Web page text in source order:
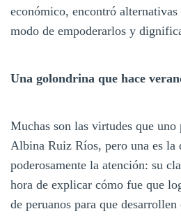
económico, encontró
modo de empoderarlos y
Una golondrina que hace
Muchas son las virtudes que uno
Albina Ruiz Ríos, pero una es la
poderosamente la atención: su
hora de explicar cómo fue que
de peruanos para que